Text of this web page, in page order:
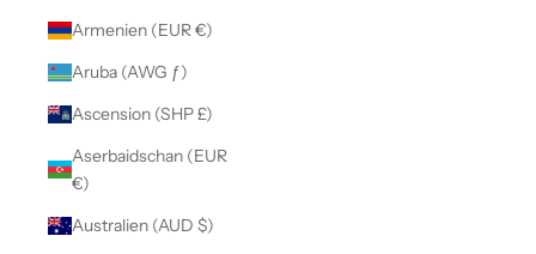
Armenien (EUR €)
Aruba (AWG ƒ)
Ascension (SHP £)
Aserbaidschan (EUR
€)
Australien (AUD $)